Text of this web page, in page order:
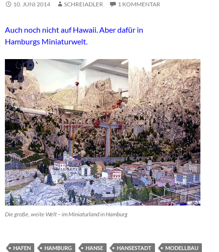
10. JUNI 2014 SCHREIADLER 1 KOMMENTAR
Auch noch nicht auf Hawaii. Aber dafür in
Hamburgs Miniaturwelt.
Die große, weite Welt – im Miniaturland in Hamburg
HAFEN HAMBURG HANSE HANSESTADT
MODELLBAU